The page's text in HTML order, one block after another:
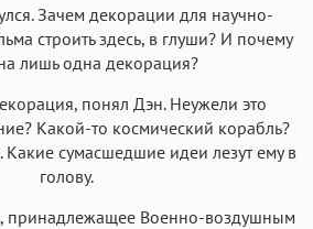
Зачем декорации для научно-
строить здесь, в глуши? И почему
лишь одна декорация?
понял Дэн. Неужели это
Какой-то космический корабль?
Какие сумасшедшие идеи лезут ему в
голову.
принадлежащее Военно-воздушным